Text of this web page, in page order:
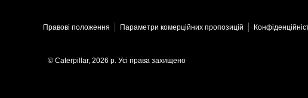
Правові положення Параметри комерційних пропозицій
© Caterpillar, 2026 р. Усі права захищено